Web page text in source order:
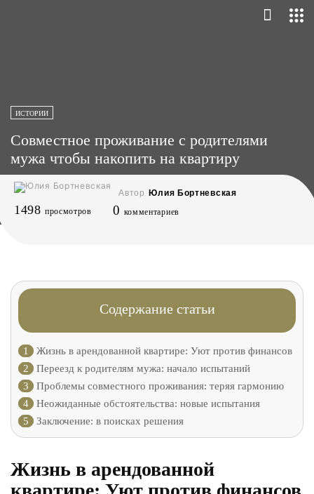
ИСТОРИИ
Совместное проживание с родителями
мужа чтобы накопить на квартиру
Автор Юлия Бортневская
1498 просмотров 0 комментариев
Содержание статьи
1
Жизнь в арендованной квартире: Уют против финансов
2
Переезд к родителям мужа: начало испытаний
3
Проблемы совместного проживания: теряя гармонию
4
Неожиданные обстоятельства: новые испытания
5
Заключение: в поисках решения
Жизнь в арендованной